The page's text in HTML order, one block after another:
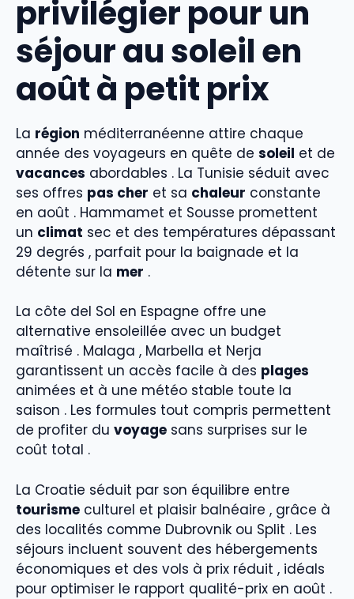
privilégier pour un
séjour au soleil en
août à petit prix
La région méditerranéenne attire chaque
année des voyageurs en quête de soleil et de
vacances abordables . La Tunisie séduit avec
ses offres pas cher et sa chaleur constante
en août . Hammamet et Sousse promettent
un climat sec et des températures dépassant
29 degrés , parfait pour la baignade et la
détente sur la mer .
La côte del Sol en Espagne offre une
alternative ensoleillée avec un budget
maîtrisé . Malaga , Marbella et Nerja
garantissent un accès facile à des plages
animées et à une météo stable toute la
saison . Les formules tout compris permettent
de profiter du voyage sans surprises sur le
coût total .
La Croatie séduit par son équilibre entre
tourisme culturel et plaisir balnéaire , grâce à
des localités comme Dubrovnik ou Split . Les
séjours incluent souvent des hébergements
économiques et des vols à prix réduit , idéals
pour optimiser le rapport qualité-prix en août .